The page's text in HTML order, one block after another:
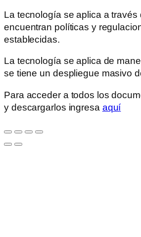
La tecnología se aplica a
encuentran políticas y
establecidas.
La tecnología se aplica de
se tiene un despliegue masivo
Para acceder a todos los
y descargarlos ingresa aquí